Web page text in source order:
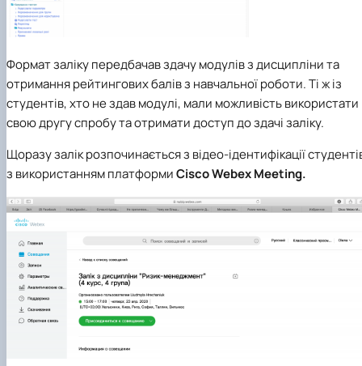
Формат заліку передбачав здачу модулів з дисципліни та
отримання рейтингових балів з навчальної роботи. Ті ж із
студентів, хто не здав модулі, мали можливість використати
свою другу спробу та отримати доступ до здачі заліку.
Щоразу залік розпочинається з відео-ідентифікації
з використанням платформиCisco Webex Meeting.